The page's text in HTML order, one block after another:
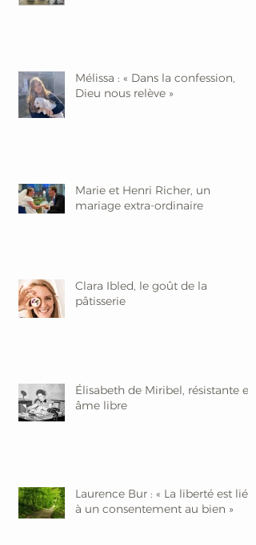
Mélissa : « Dans la confession,
Dieu nous relève »
Marie et Henri Richer, un
mariage extra-ordinaire
Clara Ibled, le goût de la
pâtisserie
Élisabeth de Miribel, résistante et
âme libre
Laurence Bur : « La liberté est liée
à un consentement au bien »